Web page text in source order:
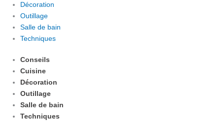
Décoration
Outillage
Salle de bain
Techniques
Conseils
Cuisine
Décoration
Outillage
Salle de bain
Techniques